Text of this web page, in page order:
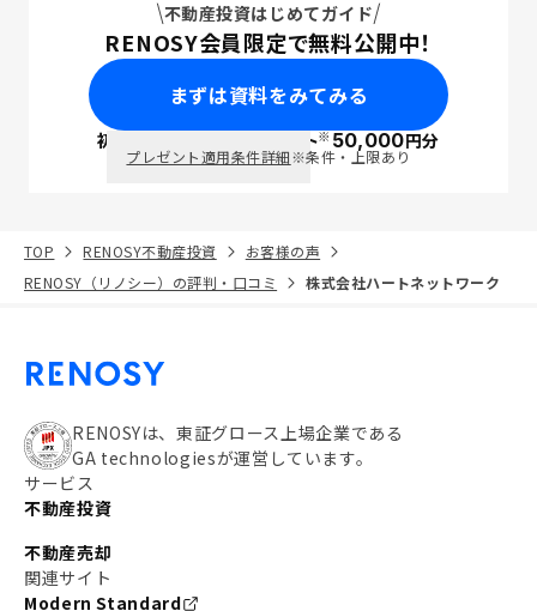
不動産投資はじめてガイド
RENOSY会員限定で無料公開中！
まずは資料をみてみる
初回面談で ポイント※50,000円分
プレゼント適用条件詳細※条件・上限あり
TOP RENOSY不動産投資
お客様の声
RENOSY（リノシー）の評判・口コミ
株式会社ハートネットワーク
RENOSYは、東証グロース上場企業である
GA technologiesが運営しています。
サービス
不動産投資
不動産売却
関連サイト
Modern Standard